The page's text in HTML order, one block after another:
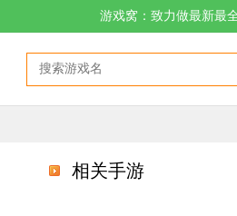
游戏窝：致力做最新最
相关手游